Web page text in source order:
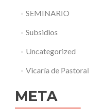
SEMINARIO
Subsidios
Uncategorized
Vicaría de Pastoral
META